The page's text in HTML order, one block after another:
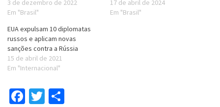
3 de dezembro de 2022
Em "Brasil"
17 de abril de 2024
Em "Brasil"
EUA expulsam 10 diplomatas
russos e aplicam novas
sanções contra a Rússia
15 de abril de 2021
Em "Internacional"
Facebook
Twitter